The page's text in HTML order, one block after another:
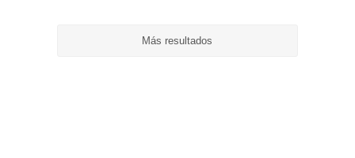
Más resultados